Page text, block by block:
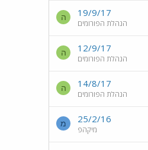
19/9/17
הנהלת הפורומים
ה
12/9/17
הנהלת הפורומים
ה
14/8/17
הנהלת הפורומים
ה
25/2/16
מיקהפ
מ